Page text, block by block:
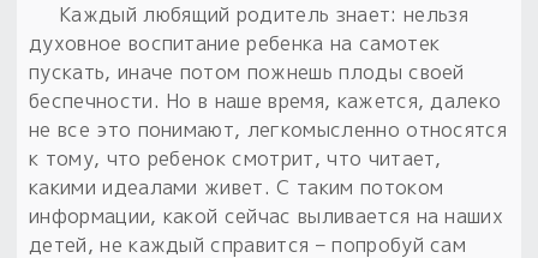
Каждый любящий родитель знает: нельзя
духовное воспитание ребенка на самотек
пускать, иначе потом пожнешь плоды своей
беспечности. Но в наше время, кажется, далеко
не все это понимают, легкомысленно относятся
к тому, что ребенок смотрит, что читает,
какими идеалами живет. С таким потоком
информации, какой сейчас выливается на наших
детей, не каждый справится – попробуй сам